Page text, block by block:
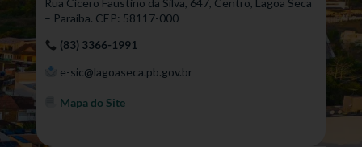
– Paraíba. CEP: 58117-000
(83) 3366-1991
e-sic@lagoaseca.pb.gov.br
Mapa do Site